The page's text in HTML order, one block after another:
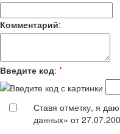
Комментарий:
Введите код: *
Ставя отметку, я
данных» от